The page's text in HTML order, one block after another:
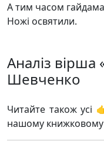
А тим часом
Ножі освятили.
Аналіз вірша
Шевченко
Читайте також усі
нашому книжковому